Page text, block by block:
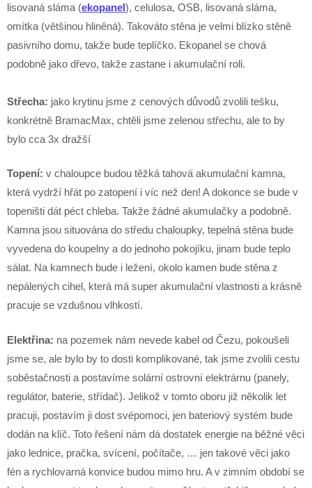
lisovaná sláma (ekopanel), celulosa, OSB, lisovaná sláma,
omítka (většinou hliněná). Takováto stěna je velmi blízko stěně
pasivního domu, takže bude teplíčko. Ekopanel se chová
podobně jako dřevo, takže zastane i akumulační roli.
Střecha: jako krytinu jsme z cenových důvodů zvolili tešku,
konkrétně BramacMax, chtěli jsme zelenou střechu, ale to by
bylo cca 3x dražší
Topení: v chaloupce budou těžká tahová akumulační kamna,
která vydrží hřát po zatopení i víc než den! A dokonce se bude v
topeništi dát péct chleba. Takže žádné akumulačky a podobně.
Kamna jsou situována do středu chaloupky, tepelná stěna bude
vyvedena do koupelny a do jednoho pokojíku, jinam bude teplo
sálat. Na kamnech bude i ležení, okolo kamen bude stěna z
nepálených cihel, která má super akumulační vlastnosti a krásně
pracuje se vzdušnou vlhkostí.
Elektřina: na pozemek nám nevede kabel od Čezu, pokoušeli
jsme se, ale bylo by to dosti komplikované, tak jsme zvolili cestu
soběstačnosti a postavíme solární ostrovní elektrárnu (panely,
regulátor, baterie, střídač). Jelikož v tomto oboru již několik let
pracuji, postavím ji dost svépomoci, jen bateriový systém bude
dodán na klíč. Toto řešení nám dá dostatek energie na běžné věci
jako lednice, pračka, svícení, počítače, … jen takové věci jako
fén a rychlovarná konvice budou mimo hru. A v zimním období se